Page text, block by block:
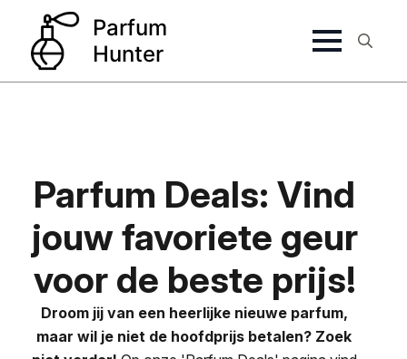
Parfum Deals: Vind
jouw favoriete geur
voor de beste prijs!
Droom jij van een heerlijke nieuwe parfum,
maar wil je niet de hoofdprijs betalen? Zoek